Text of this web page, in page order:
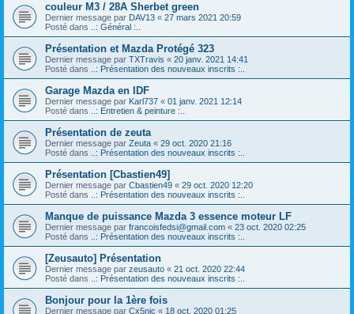
couleur M3 / 28A Sherbet green
Dernier message par DAV13 « 27 mars 2021 20:59
Posté dans
..: Général :..
Présentation et Mazda Protégé 323
Dernier message par TXTravis « 20 janv. 2021 14:41
Posté dans
..: Présentation des nouveaux inscrits :..
Garage Mazda en IDF
Dernier message par Karl737 « 01 janv. 2021 12:14
Posté dans
..: Entretien & peinture :..
Présentation de zeuta
Dernier message par Zeuta « 29 oct. 2020 21:16
Posté dans
..: Présentation des nouveaux inscrits :..
Présentation [Cbastien49]
Dernier message par Cbastien49 « 29 oct. 2020 12:20
Posté dans
..: Présentation des nouveaux inscrits :..
Manque de puissance Mazda 3 essence moteur LF
Dernier message par francoisfedsi@gmail.com « 23 oct. 2020 02:25
Posté dans
..: Présentation des nouveaux inscrits :..
[Zeusauto] Présentation
Dernier message par zeusauto « 21 oct. 2020 22:44
Posté dans
..: Présentation des nouveaux inscrits :..
Bonjour pour la 1ère fois
Dernier message par Cx5nic « 18 oct. 2020 01:25